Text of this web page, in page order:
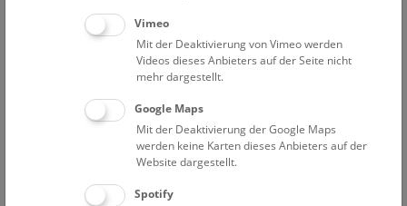
Eine Nacht im Museum
Vimeo
Mit der Deaktivierung von Vimeo werden
Videos dieses Anbieters auf der Seite nicht
mehr dargestellt.
Google Maps
Mit der Deaktivierung der Google Maps
werden keine Karten dieses Anbieters auf der
Website dargestellt.
Spotify